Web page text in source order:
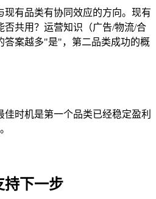
现有品类有协同效应的方向。现有
否共用？运营知识（广告/物流/合
答案越多"是"，第二品类成功的概
佳时机是第一个品类已经稳定盈利
持下一步